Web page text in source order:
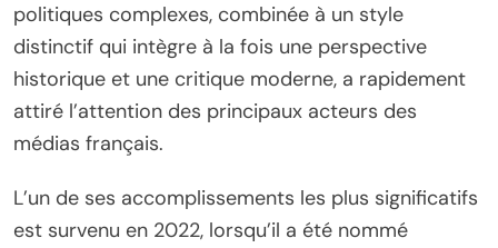
politiques complexes, combinée à un style
distinctif qui intègre à la fois une perspective
historique et une critique moderne, a rapidement
attiré l’attention des principaux acteurs des
médias français.
L’un de ses accomplissements les plus significatifs
est survenu en 2022, lorsqu’il a été nommé